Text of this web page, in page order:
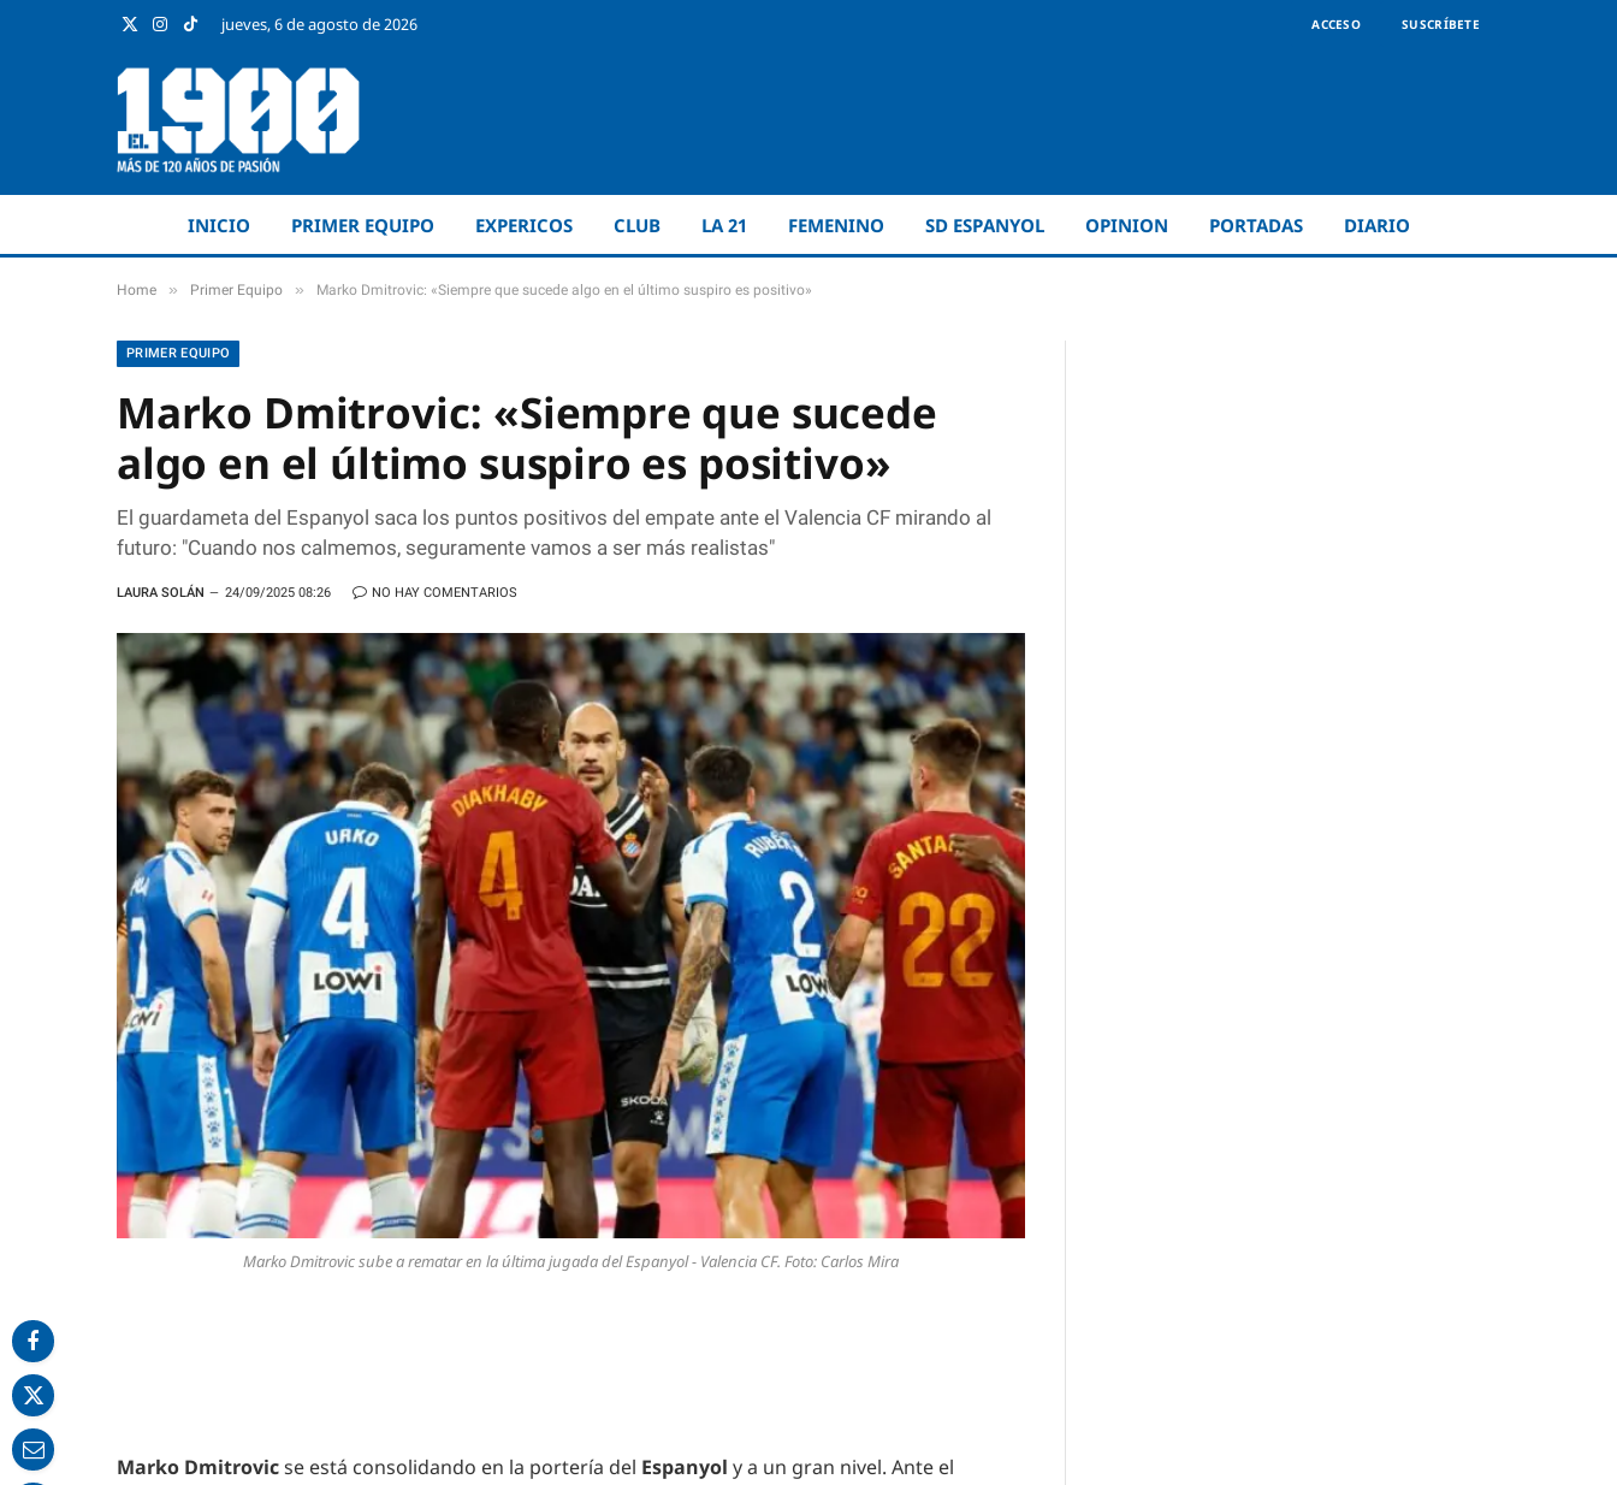
X
Instagram
TikTokjueves, 6 de agosto de 2026 ACCESO SUSCRÍBETE
INICIO PRIMER EQUIPO EXPERICOS CLUB LA 21 FEMENINO SD ESPANYOL OPINION PORTADAS DIARIO
Home » Primer Equipo » Marko Dmitrovic: «Siempre que sucede algo en el último suspiro es positivo»
PRIMER EQUIPO
Marko Dmitrovic: «Siempre que sucede
algo en el último suspiro es positivo»
El guardameta del Espanyol saca los puntos positivos del empate ante el Valencia CF mirando al
futuro: "Cuando nos calmemos, seguramente vamos a ser más realistas"
LAURA SOLÁN 24/09/2025 08:26 NO HAY COMENTARIOS
Marko Dmitrovic sube a rematar en la última jugada del Espanyol - Valencia CF. Foto: Carlos Mira
Marko Dmitrovicse está consolidando en la portería del Espanyol y a un gran nivel. Ante el